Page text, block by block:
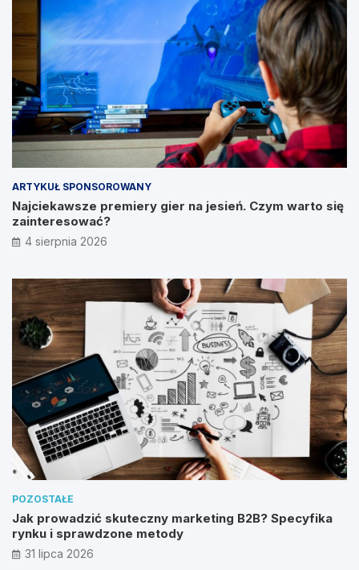
ARTYKUŁ SPONSOROWANY
Najciekawsze premiery gier na jesień. Czym warto się
zainteresować?
4 sierpnia 2026
POZOSTAŁE
Jak prowadzić skuteczny marketing B2B? Specyfika
rynku i sprawdzone metody
31 lipca 2026